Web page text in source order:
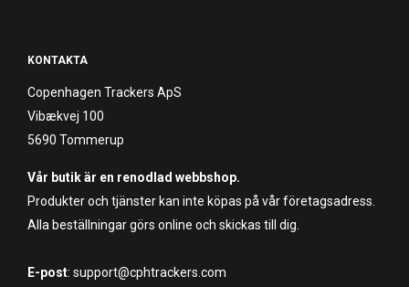
KONTAKTA
Copenhagen Trackers ApS
Vibækvej 100
5690 Tommerup
Vår butik är en renodlad webbshop.
Produkter och tjänster kan inte köpas på vår företagsadress.
Alla beställningar görs online och skickas till dig.
E-post: support@cphtrackers.com